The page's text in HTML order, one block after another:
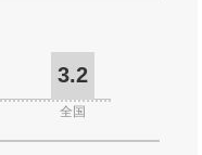
3.2
全国